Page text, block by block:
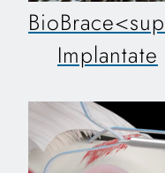
Implantate